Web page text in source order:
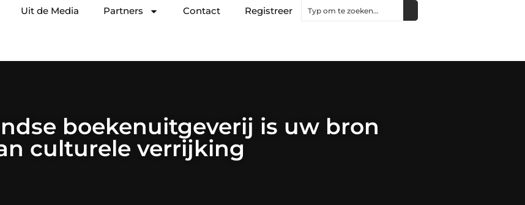
Uit de Media Partners Contact Registreer
boekenuitgeverij is uw bron
culturele verrijking